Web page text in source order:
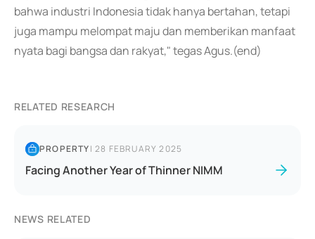
bahwa industri Indonesia tidak hanya bertahan, tetapi
juga mampu melompat maju dan memberikan manfaat
nyata bagi bangsa dan rakyat," tegas Agus.(end)
RELATED RESEARCH
PROPERTY|28 FEBRUARY 2025
Facing Another Year of Thinner NIMM
NEWS RELATED